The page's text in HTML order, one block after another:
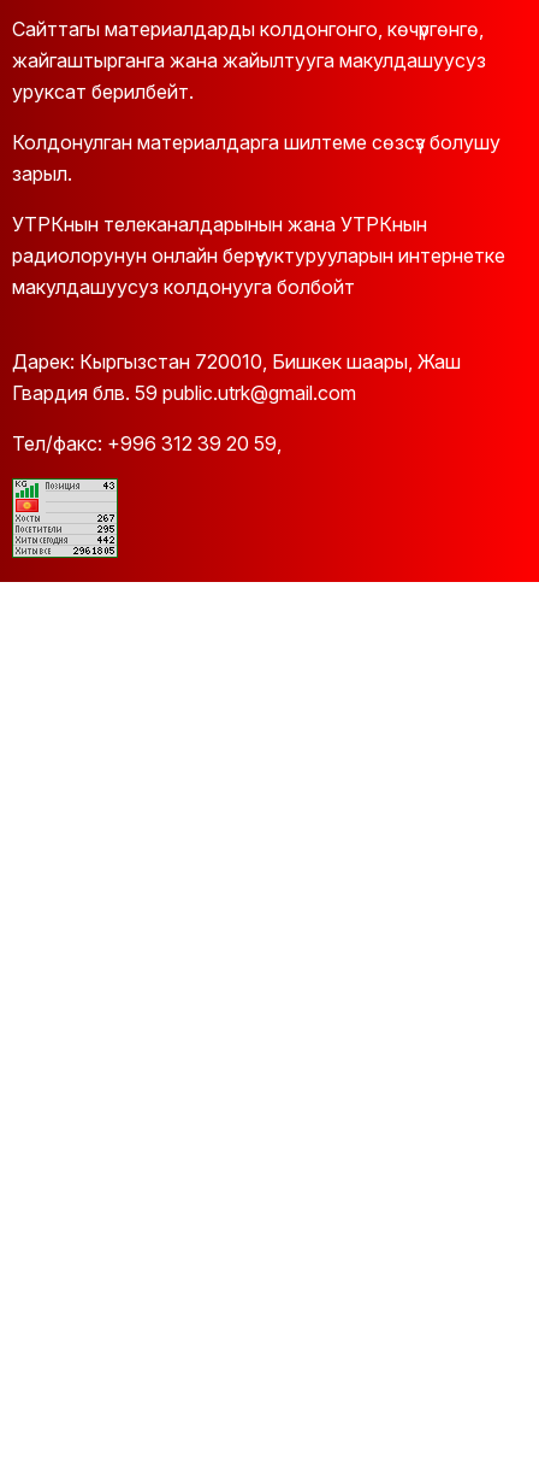
Сайттагы материалдарды колдонгонго, көчүргөнгө,
жайгаштырганга жана жайылтууга макулдашуусуз
уруксат берилбейт.
Колдонулган материалдарга шилтеме сөзсүз болушу
зарыл.
УТРКнын телеканалдарынын жана УТРКнын
радиолорунун онлайн берүү-уктурууларын интернетке
макулдашуусуз колдонууга болбойт
Дарек: Кыргызстан 720010, Бишкек шаары, Жаш
Гвардия блв. 59 public.utrk@gmail.com
Тел/факс: +996 312 39 20 59